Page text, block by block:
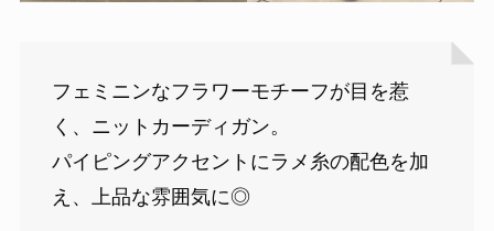
フェミニンなフラワーモチーフが目を惹
く、ニットカーディガン。
パイピングアクセントにラメ糸の配色を加
え、上品な雰囲気に◎